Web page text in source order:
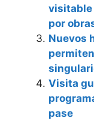
visitable
por
Nuevos
Visita
pase